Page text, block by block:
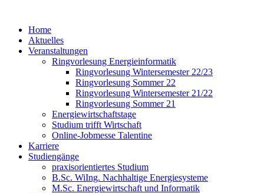
Home
Aktuelles
Veranstaltungen
Ringvorlesung Energieinformatik
Ringvorlesung Wintersemester 22/23
Ringvorlesung Sommer 22
Ringvorlesung Wintersemester 21/22
Ringvorlesung Sommer 21
Energiewirtschaftstage
Studium trifft Wirtschaft
Online-Jobmesse Talentine
Karriere
Studiengänge
praxisorientiertes Studium
B.Sc. WiIng. Nachhaltige Energiesysteme
M.Sc. Energiewirtschaft und Informatik